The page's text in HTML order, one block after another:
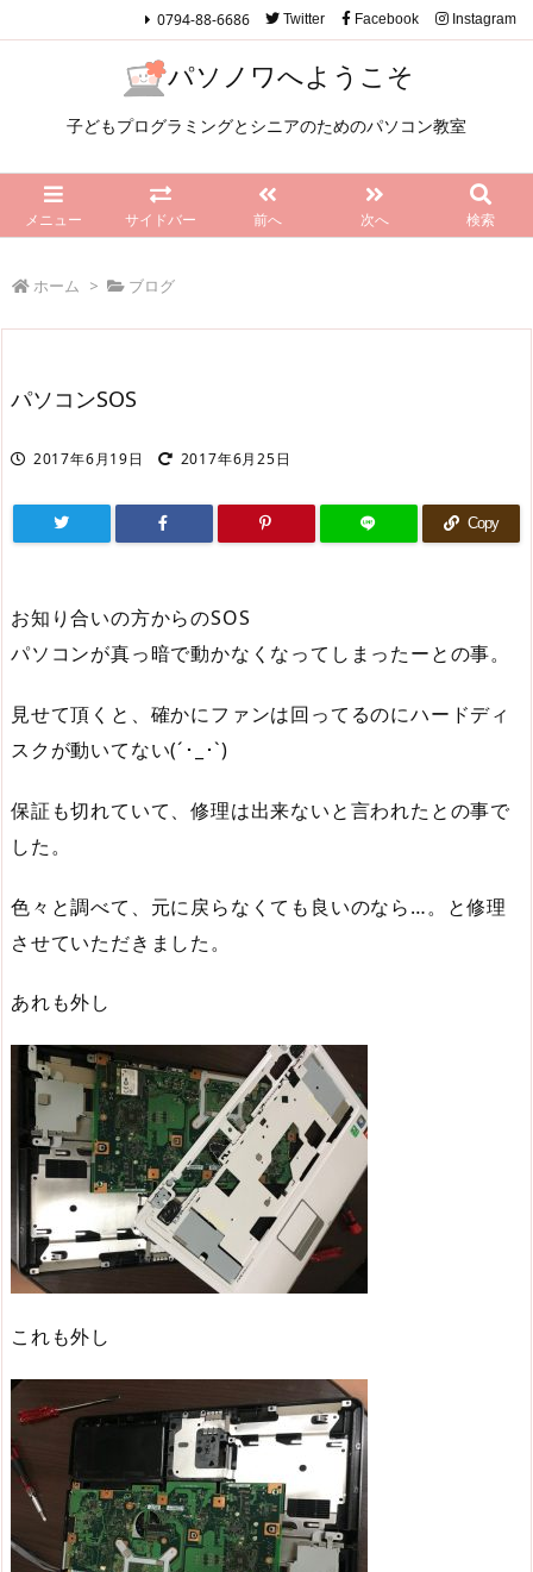
パソノワへようこそ
子どもプログラミングとシニアのためのパソコン教室
メニュー サイドバー 前へ 次へ 検索
0794-88-6686 Twitter Facebook Instagram
ホーム > ブログ
パソコンSOS
2017年6月19日 2017年6月25日
Copy
お知り合いの方からのSOS
パソコンが真っ暗で動かなくなってしまったーとの事。
見せて頂くと、確かにファンは回ってるのにハードディ
スクが動いてない(´･_･`)
保証も切れていて、修理は出来ないと言われたとの事で
した。
色々と調べて、元に戻らなくても良いのなら…。と修理
させていただきました。
あれも外し
これも外し